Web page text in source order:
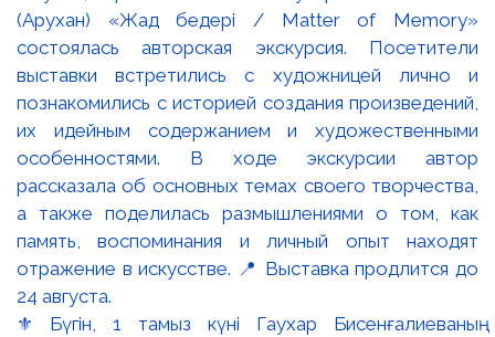
⚜️ Бүгін, 1 тамыз күні Гаухар Бисенғалиеваның